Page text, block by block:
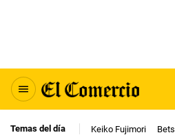
Temas del día Keiko Fujimori